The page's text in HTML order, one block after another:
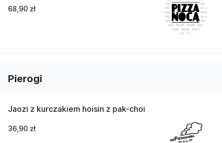
68,90 zł
Pierogi
Jaozi z kurczakiem hoisin z pak-choi
36,90 zł